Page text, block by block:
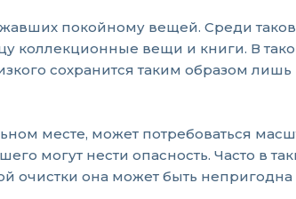
покойному вещей. Среди
коллекционные вещи и книги. В
сохранится таким образом
месте, может потребоваться
могут нести опасность. Часто в
очистки она может быть